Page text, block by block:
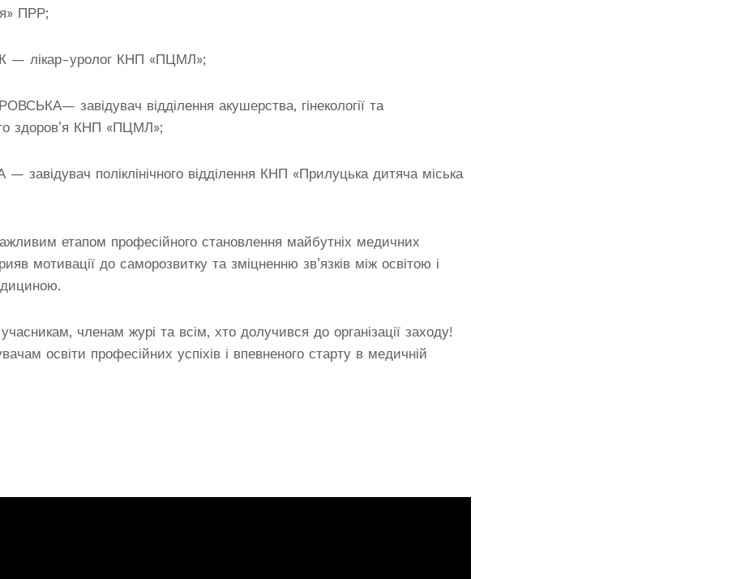
ПРР;
— лікар-уролог КНП «ПЦМЛ»;
завідувач відділення акушерства, гінекології та
здоров’я КНП «ПЦМЛ»;
завідувач поліклінічного відділення КНП «Прилуцька дитяча міська
етапом професійного становлення майбутніх медичних
мотивації до саморозвитку та зміцненню зв’язків між освітою і
членам журі та всім, хто долучився до організації заходу!
освіти професійних успіхів і впевненого старту в медичній